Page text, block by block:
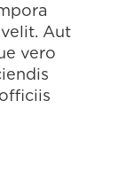
Aut
vero